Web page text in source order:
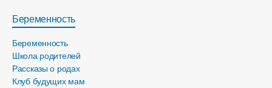
Беременность
Беременность
Школа родителей
Рассказы о родах
Клуб будущих мам